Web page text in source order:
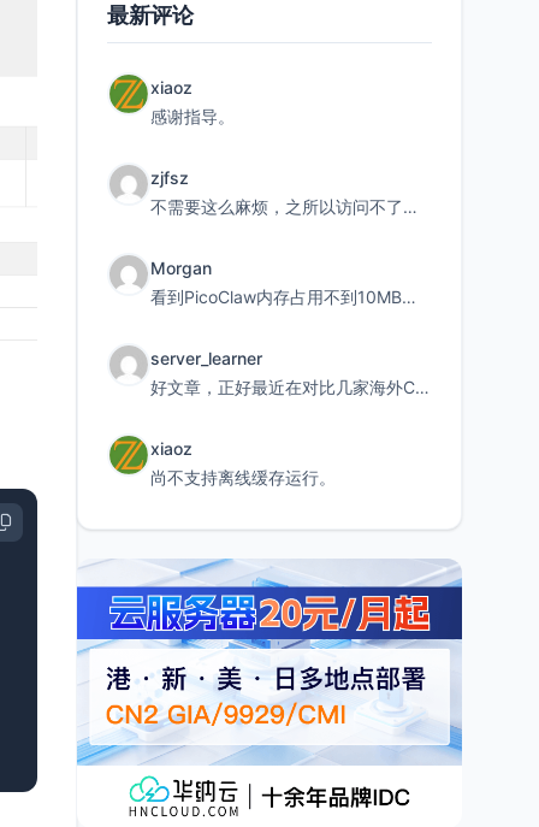
最新评论
xiaoz
感谢指导。
zjfsz
不需要这么麻烦，之所以访问不了，是由于非对称路由的问题，在爱快主路由添加一条静态路由192.168.
Morgan
看到PicoClaw内存占用不到10MB这个数据真的很惊喜，确实很适合我这种想用旧设备折腾AI的小白
server_learner
好文章，正好最近在对比几家海外CDN。文中提到CF免费版不支持自定义回源端口和HOST这个痛点太真实
xiaoz
尚不支持离线缓存运行。